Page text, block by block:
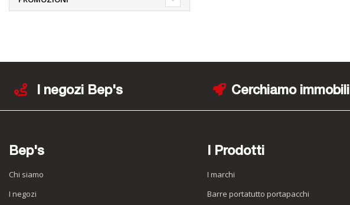
I negozi Bep's Cerchiamo immobili
Bep's
Chi siamo
I negozi
I Prodotti
I marchi
Barre portatutto portapacchi